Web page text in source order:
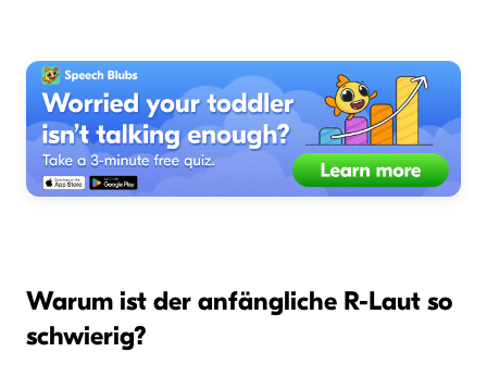
Warum ist der anfängliche R-Laut so
schwierig?